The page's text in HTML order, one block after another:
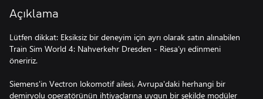
Açıklama
Lütfen dikkat: Eksiksiz bir deneyim için ayrı olarak satın alınabilen
Train Sim World 4: Nahverkehr Dresden - Riesa’yı edinmeni
öneririz.
Siemens'in Vectron lokomotif ailesi, Avrupa'daki herhangi bir
demiryolu operatörünün ihtiyaçlarına uygun bir şekilde modüler